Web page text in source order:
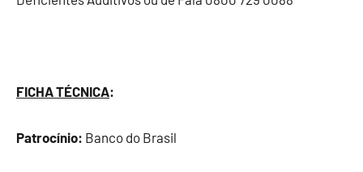
FICHA TÉCNICA:
Patrocínio: Banco do Brasil